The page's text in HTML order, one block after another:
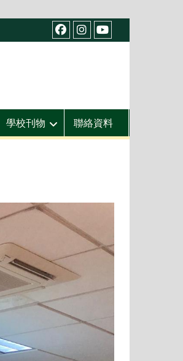
facebook
IG youtube
學校刊物 聯絡資料